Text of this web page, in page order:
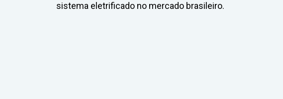
sistema eletrificado no mercado brasileiro.